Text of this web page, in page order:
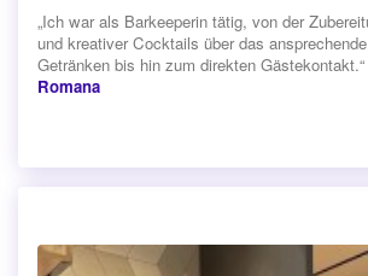
„Ich war als Barkeeperin tätig, von der
und kreativer Cocktails über das
Getränken bis hin zum direkten Gästekontakt.“
Romana